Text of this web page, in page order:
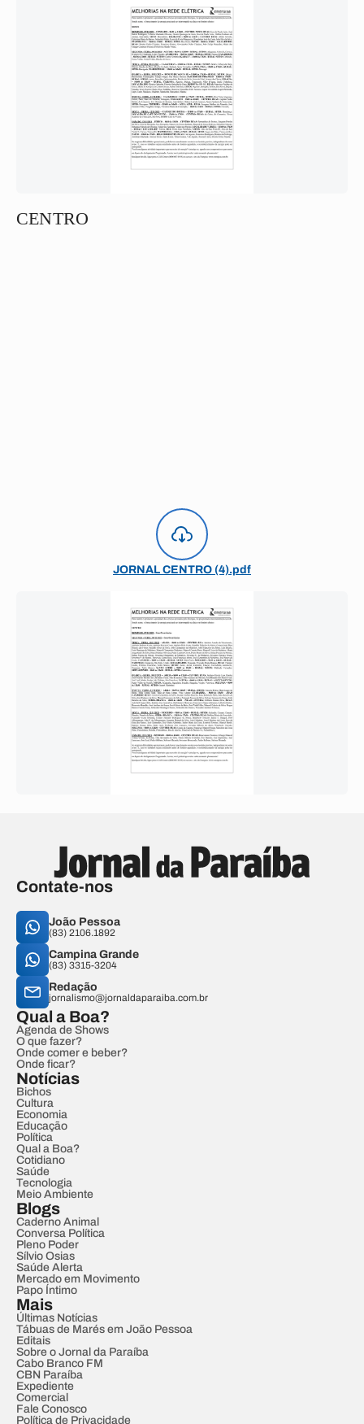
CENTRO
JORNAL CENTRO (4).pdf
Contate-nos
João Pessoa
(83) 2106.1892
Campina Grande
(83) 3315-3204
Redação
jornalismo@jornaldaparaiba.com.br
Qual a Boa?
Agenda de Shows
O que fazer?
Onde comer e beber?
Onde ficar?
Notícias
Bichos
Cultura
Economia
Educação
Política
Qual a Boa?
Cotidiano
Saúde
Tecnologia
Meio Ambiente
Blogs
Caderno Animal
Conversa Política
Pleno Poder
Sílvio Osias
Saúde Alerta
Mercado em Movimento
Papo Íntimo
Mais
Últimas Notícias
Tábuas de Marés em João Pessoa
Editais
Sobre o Jornal da Paraíba
Cabo Branco FM
CBN Paraíba
Expediente
Comercial
Fale Conosco
Política de Privacidade